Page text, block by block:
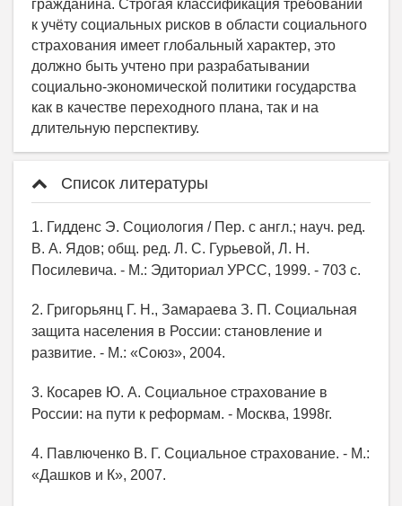
Список литературы
1. Гидденс Э. Социология / Пер. с англ.; науч. ред.
В. А. Ядов; общ. ред. Л. С. Гурьевой, Л. Н.
Посилевича. - М.: Эдиториал УРСС, 1999. - 703 с.
2. Григорьянц Г. Н., Замараева З. П. Социальная
защита населения в России: становление и
развитие. - М.: «Союз», 2004.
3. Косарев Ю. А. Социальное страхование в
России: на пути к реформам. - Москва, 1998г.
4. Павлюченко В. Г. Социальное страхование. - М.:
«Дашков и К», 2007.